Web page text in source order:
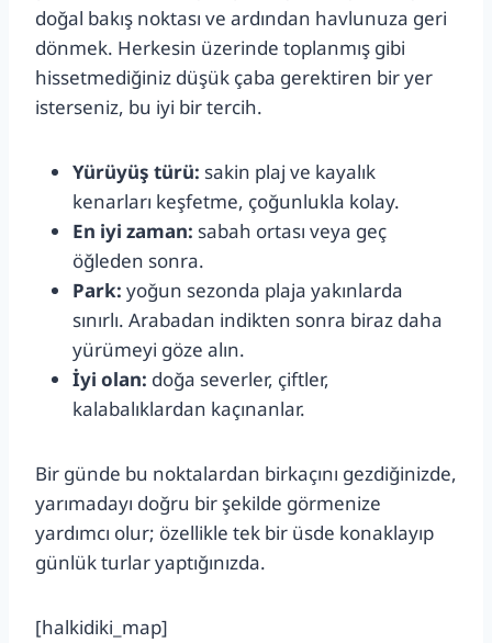
doğal bakış noktası ve ardından havlunuza geri
dönmek. Herkesin üzerinde toplanmış gibi
hissetmediğiniz düşük çaba gerektiren bir yer
isterseniz, bu iyi bir tercih.
Yürüyüş türü: sakin plaj ve kayalık
kenarları keşfetme, çoğunlukla kolay.
En iyi zaman: sabah ortası veya geç
öğleden sonra.
Park: yoğun sezonda plaja yakınlarda
sınırlı. Arabadan indikten sonra biraz daha
yürümeyi göze alın.
İyi olan: doğa severler, çiftler,
kalabalıklardan kaçınanlar.
Bir günde bu noktalardan birkaçını gezdiğinizde,
yarımadayı doğru bir şekilde görmenize
yardımcı olur; özellikle tek bir üsde konaklayıp
günlük turlar yaptığınızda.
[halkidiki_map]